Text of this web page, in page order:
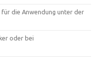
die Anwendung unter der
oder bei